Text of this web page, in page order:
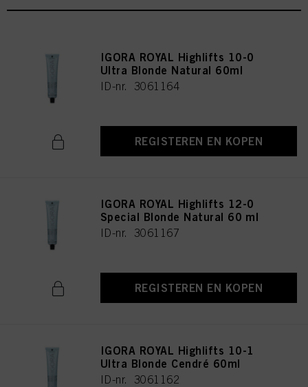
IGORA ROYAL Highlifts 10-0
Ultra Blonde Natural 60ml
ID-nr. 3061164
REGISTEREN EN KOPEN
IGORA ROYAL Highlifts 12-0
Special Blonde Natural 60 ml
ID-nr. 3061167
REGISTEREN EN KOPEN
IGORA ROYAL Highlifts 10-1
Ultra Blonde Cendré 60ml
ID-nr. 3061162